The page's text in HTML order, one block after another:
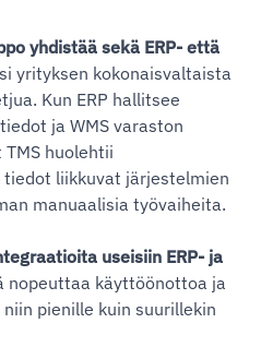
yhdistää sekä ERP- että
yrityksen kokonaisvaltaista
Kun ERP hallitsee
ja WMS varaston
huolehtii
liikkuvat järjestelmien
manuaalisia työvaiheita.
useisiin ERP- ja
nopeuttaa käyttöönottoa ja
pienille kuin suurillekin